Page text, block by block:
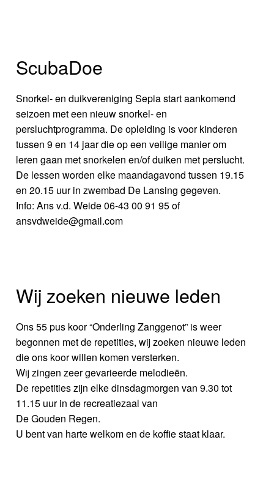
ScubaDoe
Snorkel- en duikvereniging Sepia start aankomend
seizoen met een nieuw snorkel- en
persluchtprogramma. De opleiding is voor kinderen
tussen 9 en 14 jaar die op een veilige manier om
leren gaan met snorkelen en/of duiken met perslucht.
De lessen worden elke maandagavond tussen 19.15
en 20.15 uur in zwembad De Lansing gegeven.
Info: Ans v.d. Weide 06-43 00 91 95 of
ansvdweide@gmail.com
Wij zoeken nieuwe leden
Ons 55 pus koor “Onderling Zanggenot” is weer
begonnen met de repetities, wij zoeken nieuwe leden
die ons koor willen komen versterken.
Wij zingen zeer gevarieerde melodieën.
De repetities zijn elke dinsdagmorgen van 9.30 tot
11.15 uur in de recreatiezaal van
De Gouden Regen.
U bent van harte welkom en de koffie staat klaar.